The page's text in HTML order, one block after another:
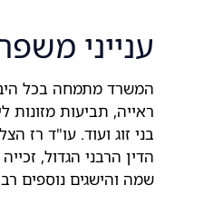
ענייני
המשרד מתמחה בכל
ראייה, תביעות מזונות
בני זוג ועוד. עו"ד רז
הדין הרבני הגדול,
שמה והישגים נוספים